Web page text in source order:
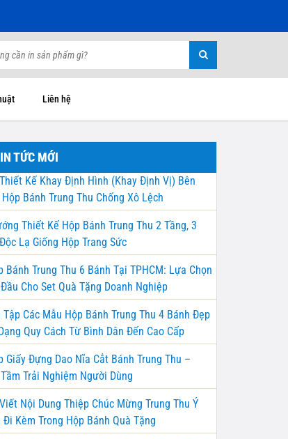
Liên hệ
TỨC MỚI
Kế Khay Định Hình (Khay Định Vị) Bên
Bánh Trung Thu Chống Xô Lệch
Thiết Kế Hộp Bánh Trung Thu 2 Tầng, 3
Lạ Giống Hộp Trang Sức
Bánh Trung Thu 6 Bánh Tại TPHCM: Lựa Chọn
Cho Set Quà Tặng Doanh Nghiệp
Tập Các Mẫu Hộp Bánh Trung Thu 4 Bánh Đẹp
Quy Cách Từ Bình Dân Đến Cao Cấp
Giấy Đựng Dao Nĩa Cắt Bánh Trung Thu –
Trải Nghiệm Người Dùng
Nội Dung Thiệp Chúc Mừng Trung Thu Ý
Đi Kèm Trong Hộp Bánh Quà Tặng